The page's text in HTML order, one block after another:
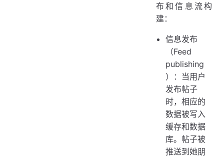
布和信息流构
建：
信息发布
（Feed
publishing
）：当用户
发布帖子
时，相应的
数据被写入
缓存和数据
库。帖子被
推送到她朋